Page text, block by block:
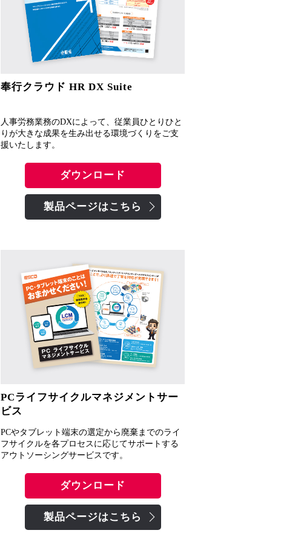
奉行クラウド HR DX Suite
人事労務業務のDXによって、従業員ひとりひと
りが大きな成果を生み出せる環境づくりをご支
援いたします。
ダウンロード
製品ページはこちら
PCライフサイクルマネジメントサー
ビス
PCやタブレット端末の選定から廃棄までのライ
フサイクルを各プロセスに応じてサポートする
アウトソーシングサービスです。
ダウンロード
製品ページはこちら